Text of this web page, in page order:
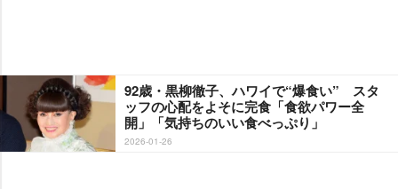
92歳・黒柳徹子、ハワイで“爆食い” スタ
ッフの心配をよそに完食「食欲パワー全
開」「気持ちのいい食べっぷり」
2026-01-26